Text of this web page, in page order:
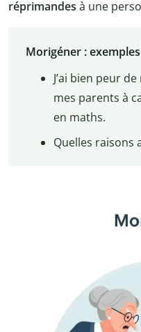
réprimandes à une
Morigéner :
J’ai bien peur
mes parents à
en maths.
Quelles raisons